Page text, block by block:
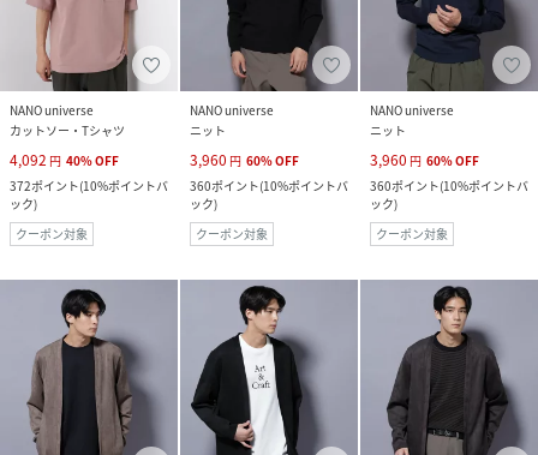
NANO universe
カットソー・Tシャツ
4,092 円 40%OFF
372ポイント(10%ポイントバ
ック)
クーポン対象
NANO universe
ニット
3,960 円 60%OFF
360ポイント(10%ポイントバ
ック)
クーポン対象
NANO universe
ニット
3,960 円 60%OFF
360ポイント(10%ポイントバ
ック)
クーポン対象